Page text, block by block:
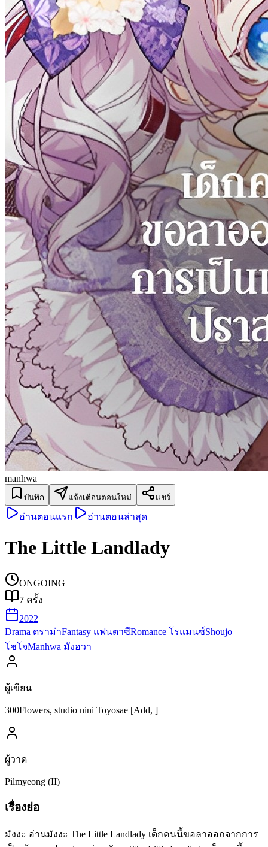
manhwa
บันทึก แจ้งเตือนตอนใหม่ แชร์
อ่านตอนแรก อ่านตอนล่าสุด
The Little Landlady
ONGOING
7 ครั้ง
2022
Drama ดราม่าFantasy แฟนตาซีRomance โรแมนซ์Shoujo
โชโจManhwa มังฮวา
ผู้เขียน
300Flowers, studio nini Toyosae [Add, ]
ผู้วาด
Pilmyeong (II)
เรื่องย่อ
มังงะ อ่านมังงะ The Little Landlady เด็กคนนี้ขอลาออกจากการ